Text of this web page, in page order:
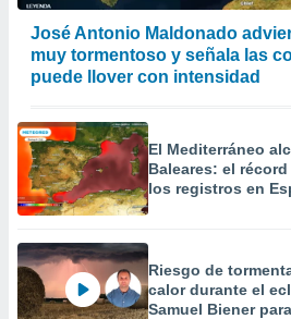
José Antonio Maldonado
muy tormentoso y señala las
puede llover con intensidad
El Mediterráneo
Baleares: el
los registros en
Riesgo de
calor durante el
Samuel Biener